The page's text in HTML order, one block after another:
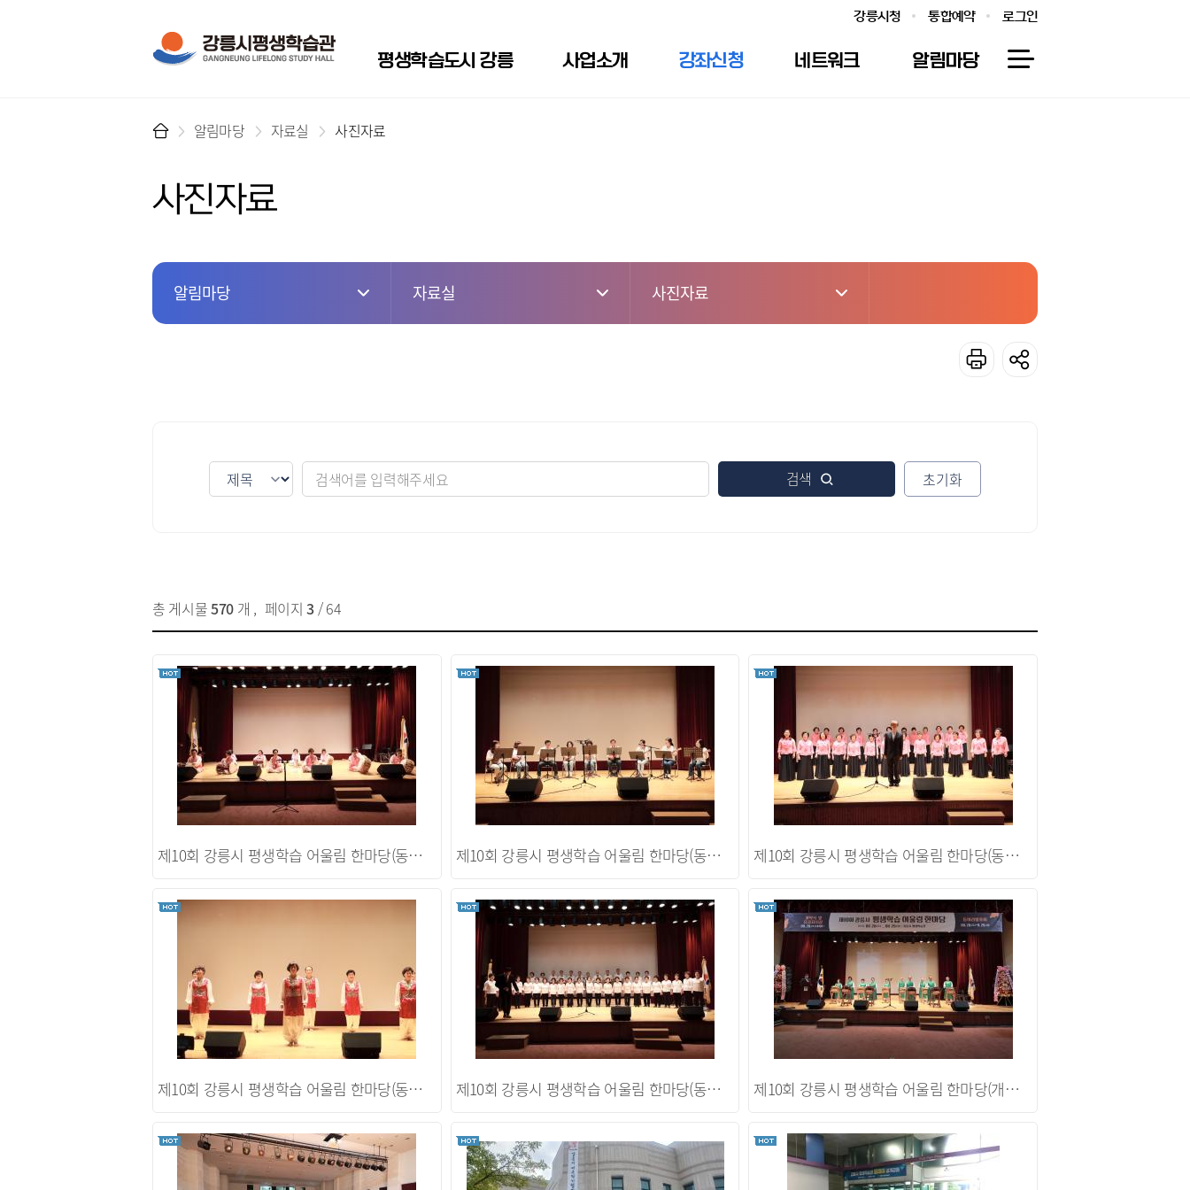
강릉시청 통합예약 로그인
평생학습도시 강릉 사업소개 강좌신청 네트워크 알림마당
알림마당 자료실 사진자료
사진자료
알림마당 자료실 사진자료
총 게시물570 개 , 페이지3/ 64
제10회 강릉시 평생학습 어울림 한마당(동아리 발표회) 제10회 강릉시 평생학습 어울림 한마당(동아리 발표회) 제10회 강릉시 평생학습 어울림 한마당(동아리 발표회)
제10회 강릉시 평생학습 어울림 한마당(동아리 발표회) 제10회 강릉시 평생학습 어울림 한마당(동아리 발표회) 제10회 강릉시 평생학습 어울림 한마당(개막식 행사)